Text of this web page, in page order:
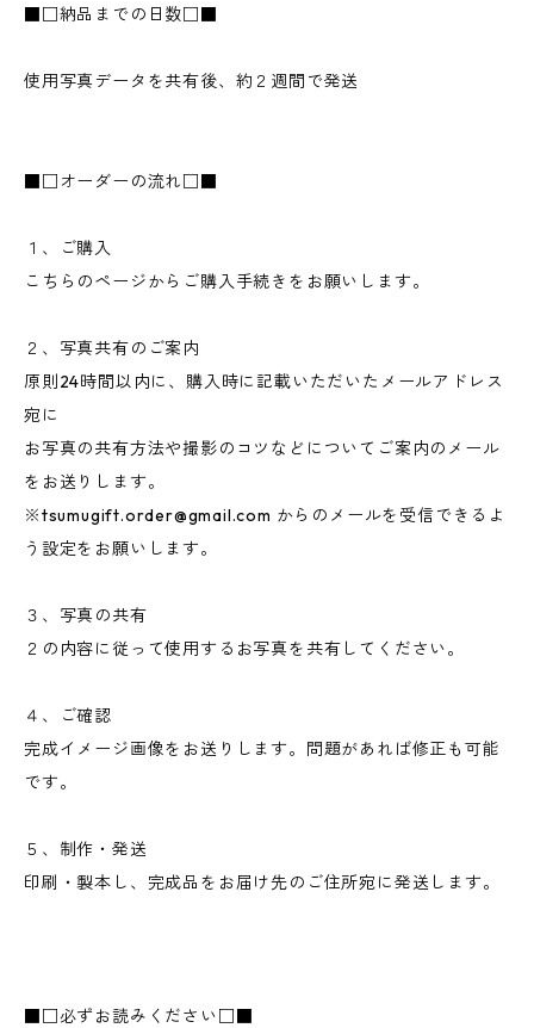
■□納品までの日数□■
使用写真データを共有後、約２週間で発送
■□オーダーの流れ□■
１、ご購入
こちらのページからご購入手続きをお願いします。
２、写真共有のご案内
原則24時間以内に、購入時に記載いただいたメールアドレス
宛に
お写真の共有方法や撮影のコツなどについてご案内のメール
をお送りします。
※tsumugift.order@gmail.com からのメールを受信できるよ
う設定をお願いします。
３、写真の共有
２の内容に従って使用するお写真を共有してください。
４、ご確認
完成イメージ画像をお送りします。問題があれば修正も可能
です。
５、制作・発送
印刷・製本し、完成品をお届け先のご住所宛に発送します。
■□必ずお読みください□■